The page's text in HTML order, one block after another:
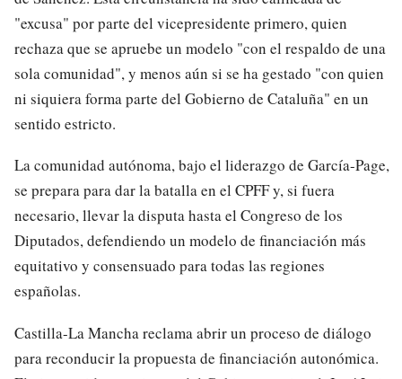
"excusa" por parte del vicepresidente primero, quien
rechaza que se apruebe un modelo "con el respaldo de una
sola comunidad", y menos aún si se ha gestado "con quien
ni siquiera forma parte del Gobierno de Cataluña" en un
sentido estricto.
La comunidad autónoma, bajo el liderazgo de García-Page,
se prepara para dar la batalla en el CPFF y, si fuera
necesario, llevar la disputa hasta el Congreso de los
Diputados, defendiendo un modelo de financiación más
equitativo y consensuado para todas las regiones
españolas.
Castilla-La Mancha reclama abrir un proceso de diálogo
para reconducir la propuesta de financiación autonómica.